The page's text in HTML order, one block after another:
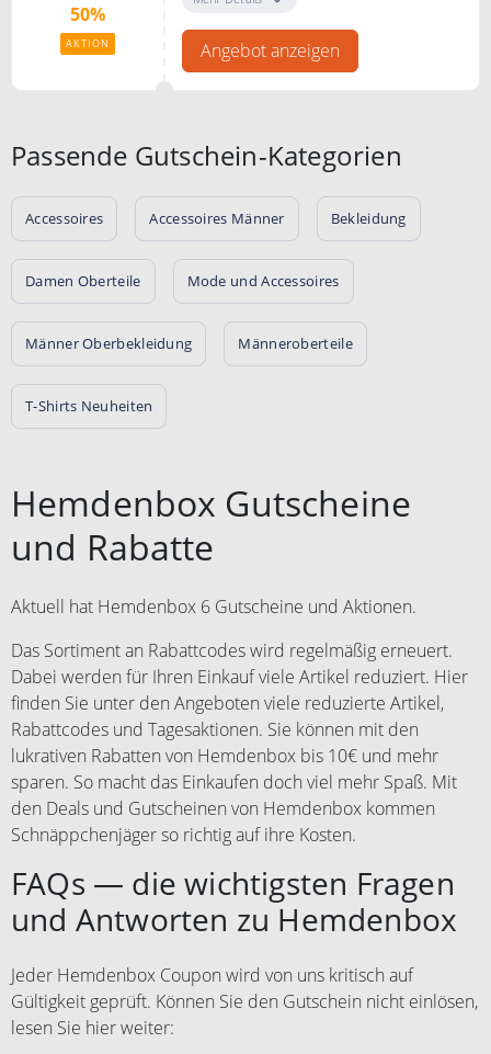
50%
AKTION Angebot anzeigen
Passende Gutschein-Kategorien
Accessoires Accessoires Männer Bekleidung
Damen Oberteile Mode und Accessoires
Männer Oberbekleidung Männeroberteile
T-Shirts Neuheiten
Hemdenbox Gutscheine
und Rabatte
Aktuell hat Hemdenbox 6 Gutscheine und Aktionen.
Das Sortiment an Rabattcodes wird regelmäßig erneuert.
Dabei werden für Ihren Einkauf viele Artikel reduziert. Hier
finden Sie unter den Angeboten viele reduzierte Artikel,
Rabattcodes und Tagesaktionen. Sie können mit den
lukrativen Rabatten von Hemdenbox bis 10€ und mehr
sparen. So macht das Einkaufen doch viel mehr Spaß. Mit
den Deals und Gutscheinen von Hemdenbox kommen
Schnäppchenjäger so richtig auf ihre Kosten.
FAQs — die wichtigsten Fragen
und Antworten zu Hemdenbox
Jeder Hemdenbox Coupon wird von uns kritisch auf
Gültigkeit geprüft. Können Sie den Gutschein nicht einlösen,
lesen Sie hier weiter: